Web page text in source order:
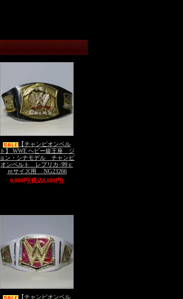
【チャンピオンベル
ト】 WWE ヘビー級王座 ジ
ョン・シナモデル チャンピ
オンベルト レプリカ･99ｃ
ｍサイズ用 NG23266
6,000円(税込6,600円)
【チャンピオンベル